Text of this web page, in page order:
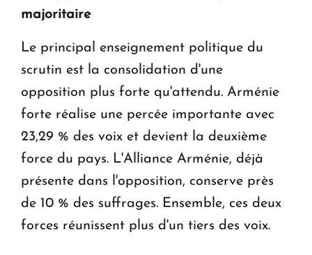
majoritaire
Le principal enseignement politique du
scrutin est la consolidation d'une
opposition plus forte qu'attendu. Arménie
forte réalise une percée importante avec
23,29 % des voix et devient la deuxième
force du pays. L'Alliance Arménie, déjà
présente dans l'opposition, conserve près
de 10 % des suffrages. Ensemble, ces deux
forces réunissent plus d'un tiers des voix.